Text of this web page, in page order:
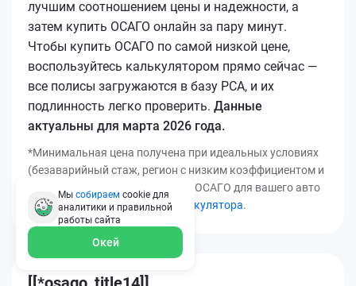
лучшим соотношением цены и надежности, а
затем купить ОСАГО онлайн за пару минут.
Чтобы купить ОСАГО по самой низкой цене,
воспользуйтесь калькулятором прямо сейчас —
все полисы загружаются в базу РСА, и их
подлинность легко проверить. Данные
актуальны для марта 2026 года.
*Минимальная цена получена при идеальных условиях
(безаварийный стаж, регион с низким коэффициентом и
т.д.). Узнать точную стоимость ОСАГО для вашего авто
можно с помощьюнашего калькулятора.
Мы собираем cookie для
аналитики и правильной
работы сайта
Окей